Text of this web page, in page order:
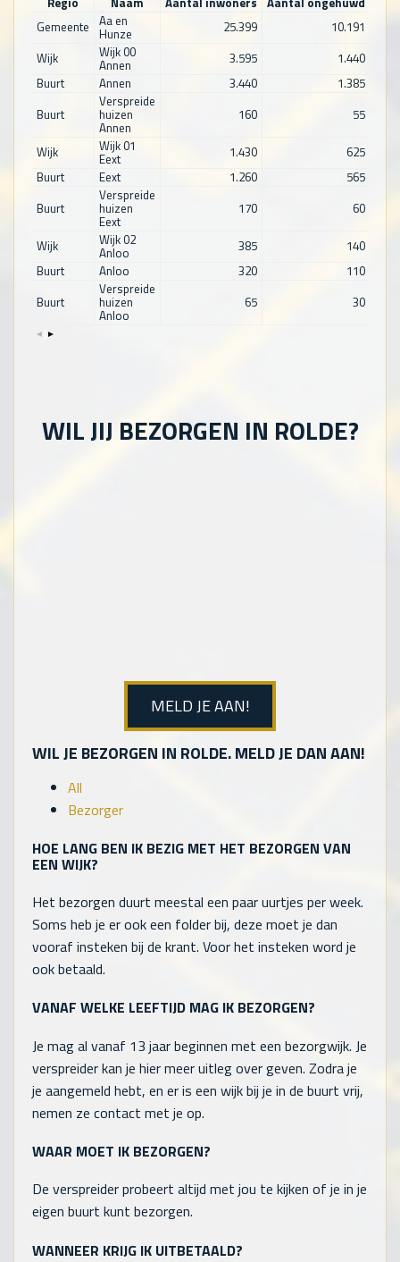
Gemeente Aa en
Hunze 25.399
10.191
Wijk
Wijk 00
Annen 3.595
1.440
Buurt
Annen 3.440
1.385
Buurt
Verspreide
huizen
Annen
160 55
Wijk Wijk 01
Eext 1.430
625
Buurt
Eext 1.260
565
Buurt
Verspreide
huizen
Eext
170 60
Wijk Wijk 02
Anloo 385
140
Buurt
Anloo 320
110
Buurt
Verspreide
huizen
Anloo
65 30
WIL JIJ BEZORGEN IN ROLDE?
MELD JE AAN!
WIL JE BEZORGEN IN ROLDE. MELD JE DAN AAN!
All
Bezorger
HOE LANG BEN IK BEZIG MET HET BEZORGEN VAN
EEN WIJK?
Het bezorgen duurt meestal een paar uurtjes per week.
Soms heb je er ook een folder bij, deze moet je dan
vooraf insteken bij de krant. Voor het insteken word je
ook betaald.
VANAF WELKE LEEFTIJD MAG IK BEZORGEN?
Je mag al vanaf 13 jaar beginnen met een bezorgwijk. Je
verspreider kan je hier meer uitleg over geven. Zodra je
je aangemeld hebt, en er is een wijk bij je in de buurt vrij,
nemen ze contact met je op.
WAAR MOET IK BEZORGEN?
De verspreider probeert altijd met jou te kijken of je in je
eigen buurt kunt bezorgen.
WANNEER KRIJG IK UITBETAALD?